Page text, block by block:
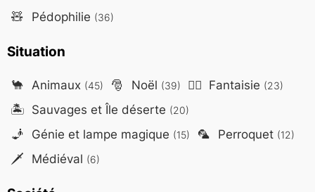
🧸 Pédophilie (36)
Situation
🐪 Animaux (45) 🎅 Noël (39) 🧙‍♂️ Fantaisie (23)
🏝️ Sauvages et Île déserte (20)
🧞 Génie et lampe magique (15) 🦜 Perroquet (12)
🗡️ Médiéval (6)